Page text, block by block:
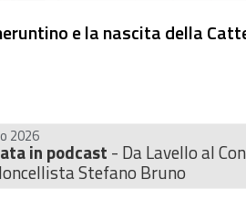
e la nascita della
2026
in podcast - Da Lavello al
Stefano Bruno